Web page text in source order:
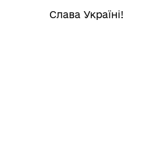
Слава Україні!